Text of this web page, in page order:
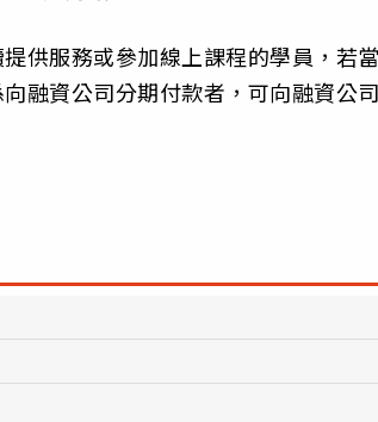
供服務或參加線上課程的學員，若
融資公司分期付款者，可向融資公